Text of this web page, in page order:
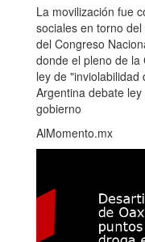
La movilización fue
sociales en torno
del Congreso
donde el pleno de
ley de
Argentina debate
gobierno
AlMomento.mx